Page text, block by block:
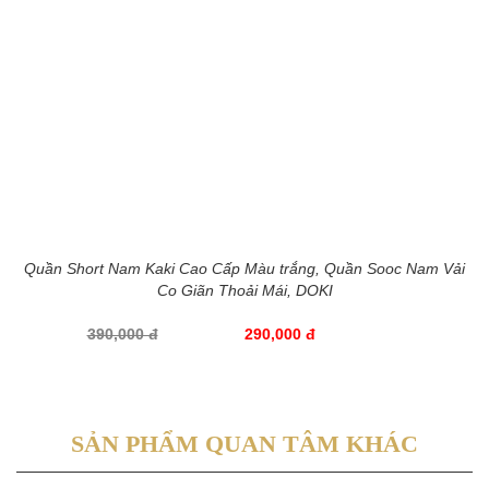
Quần Short Nam Kaki Cao Cấp Màu trắng, Quần Sooc Nam Vải
Co Giãn Thoải Mái, DOKI
390,000 đ 290,000 đ
SẢN PHẨM QUAN TÂM KHÁC